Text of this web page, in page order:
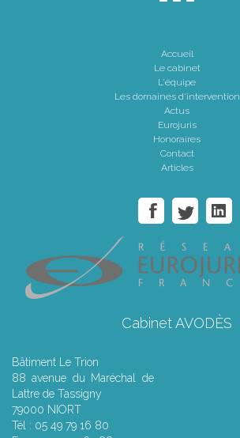
Accueil
Le cabinet
L'équipe
Les domaines d'intervention
Actus
Eurojuris
Honoraires
Contact
Articles
Cabinet AVODÈS
Bâtiment Le Trion
88 avenue du Maréchal de
Lattre de Tassigny
79000 NIORT
Tél : 05 49 79 16 80